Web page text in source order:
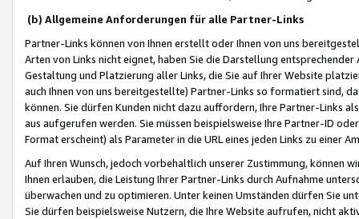
(b) Allgemeine Anforderungen für alle Partner-Links
Partner-Links können von Ihnen erstellt oder Ihnen von uns
Arten von Links nicht eignet, haben Sie die Darstellung
Gestaltung und Platzierung aller Links, die Sie auf Ihrer Website
auch Ihnen von uns bereitgestellte) Partner-Links so formatiert sind,
können. Sie dürfen Kunden nicht dazu auffordern, Ihre Partner-Links
aus aufgerufen werden. Sie müssen beispielsweise Ihre Partner-ID
Format erscheint) als Parameter in die URL eines jeden Links zu einer
Auf Ihren Wunsch, jedoch vorbehaltlich unserer Zustimmung, können
Ihnen erlauben, die Leistung Ihrer Partner-Links durch Aufnahme
überwachen und zu optimieren. Unter keinen Umständen dürfen Sie
Sie dürfen beispielsweise Nutzern, die Ihre Website aufrufen, nicht